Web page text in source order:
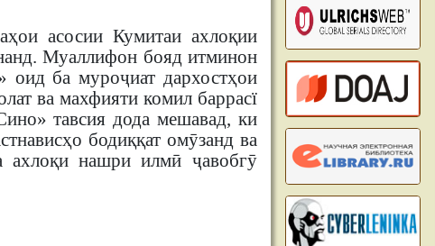
асосии Кумитаи ахлоқии
Муаллифон бояд итминон
оид ба муроҷиат дархостҳои
ва махфияти комил баррасї
тавсия дода мешавад, ки
бодиққат омӯзанд ва
ахлоқи нашри илмӣ ҷавобгӯ